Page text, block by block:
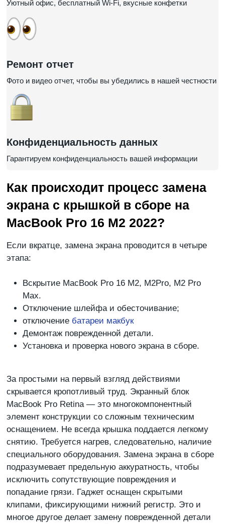
Уютный офис, бесплатный Wi-Fi, вкусные конфетки
Ремонт отчет
Фото и видео отчет, чтобы вы убедились в нашей честности
Конфиденциальность данных
Гарантируем конфиденциальность вашей информации
Как происходит процесс замена
экрана с крышкой в сборе на
MacBook Pro 16 M2 2022?
Если вкратце, замена экрана проводится в четыре
этапа:
Вскрытие MacBook Pro 16 M2, M2Pro, M2 Pro
Max.
Отключение шлейфа и обесточивание;
отключение батареи макбук
Демонтаж поврежденной детали.
Установка и проверка нового экрана в сборе.
За простыми на первый взгляд действиями
скрывается кропотливый труд. Экранный блок
MacBook Pro Retina — это многокомпонентный
элемент конструкции со сложным техническим
оснащением. Не всегда крышка поддается легкому
снятию. Требуется нагрев, следовательно, наличие
специального оборудования. Замена экрана в сборе
подразумевает предельную аккуратность, чтобы
исключить сопутствующие повреждения и
попадание грязи. Гаджет оснащен скрытыми
клипами, фиксирующими нижний регистр. Это и
многое другое делает замену поврежденной детали